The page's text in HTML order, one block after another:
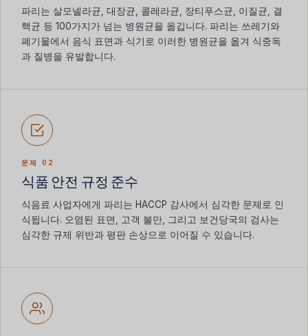
파리는 살모넬라균, 대장균, 콜레라균, 장티푸스균, 이질균, 결
핵균 등 100가지가 넘는 병원균을 옮깁니다. 파리는 쓰레기와
폐기물에서 음식 표면과 식기로 이러한 병원균을 옮겨 식중독
과 질병을 유발합니다.
문제 02
식품 안전 규정 준수
식음료 사업자에게 파리는 HACCP 감사에서 심각한 문제로 인
식됩니다. 오염된 표면, 고객 불만, 그리고 보건당국의 검사는
심각한 규제 위반과 평판 손상으로 이어질 수 있습니다.